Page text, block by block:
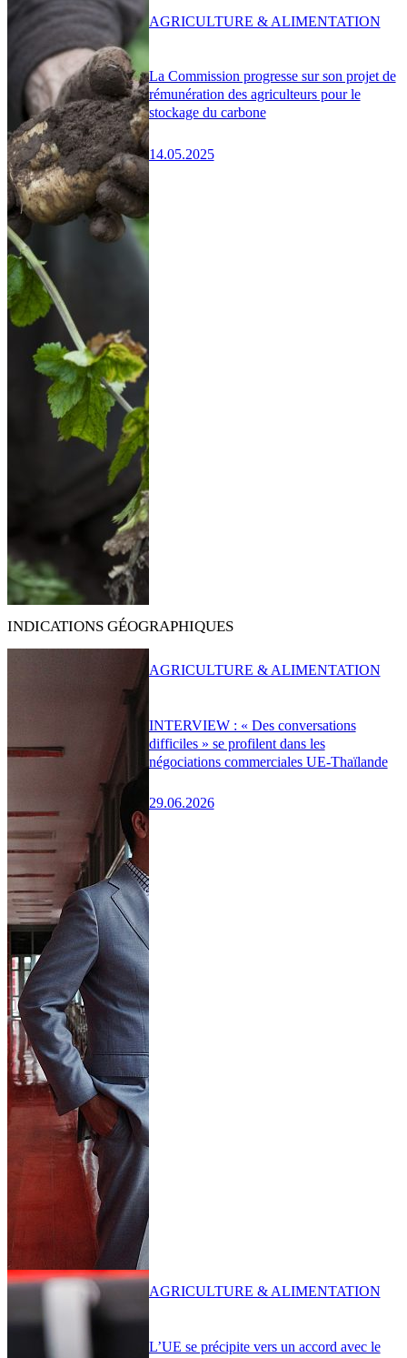
La Commission progresse sur son projet de
rémunération des agriculteurs pour le
stockage du carbone
14.05.2025
AGRICULTURE & ALIMENTATION
INDICATIONS GÉOGRAPHIQUES
INTERVIEW : « Des conversations
difficiles » se profilent dans les
négociations commerciales UE-Thaïlande
29.06.2026
AGRICULTURE & ALIMENTATION
L’UE se précipite vers un accord avec le
AGRICULTURE & ALIMENTATION